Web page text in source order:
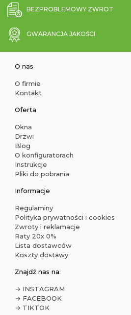
BEZPROBLEMOWY ZWROT
GWARANCJA JAKOŚCI
O nas
O firmie
Kontakt
Oferta
Okna
Drzwi
Blog
O konfiguratorach
Instrukcje
Pliki do pobrania
Informacje
Regulaminy
Polityka prywatności i cookies
Zwroty i reklamacje
Raty 20x 0%
Lista dostawców
Koszty dostawy
Znajdź nas na:
→ INSTAGRAM
→ FACEBOOK
→ TIKTOK